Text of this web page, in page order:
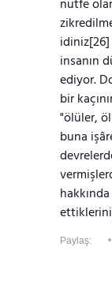
nutfe
insanın
ediyor.
bir
"ölüler,
buna
Paylaş: